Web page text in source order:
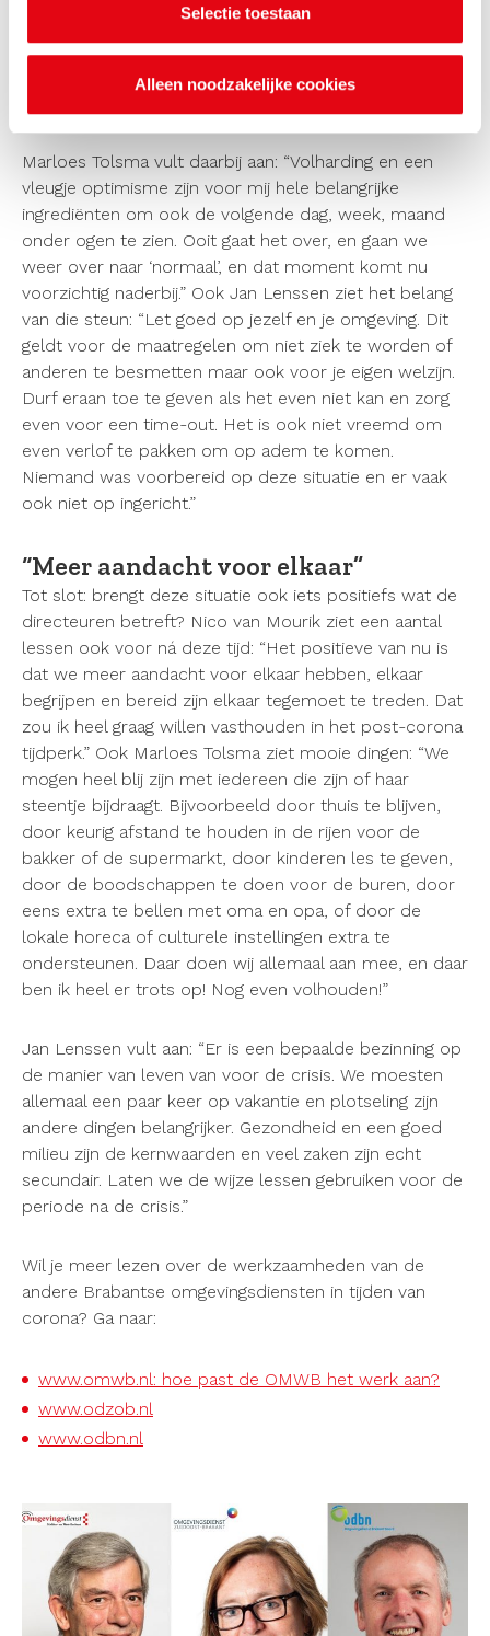
Selectie toestaan
Alleen noodzakelijke cookies
dat ze collega’s een steuntje in de rug kunnen bieden.
Nico van Mourik: “Mijn wens is dat de medewerkers
het vol kunnen houden. Want de balans tussen werk en
Marloes Tolsma vult daarbij aan: “Volharding en een
vleugje optimisme zijn voor mij hele belangrijke
ingrediënten om ook de volgende dag, week, maand
onder ogen te zien. Ooit gaat het over, en gaan we
weer over naar ‘normaal’, en dat moment komt nu
voorzichtig naderbij.” Ook Jan Lenssen ziet het belang
van die steun: “Let goed op jezelf en je omgeving. Dit
geldt voor de maatregelen om niet ziek te worden of
anderen te besmetten maar ook voor je eigen welzijn.
Durf eraan toe te geven als het even niet kan en zorg
even voor een time-out. Het is ook niet vreemd om
even verlof te pakken om op adem te komen.
Niemand was voorbereid op deze situatie en er vaak
ook niet op ingericht.”
“Meer aandacht voor elkaar”
Tot slot: brengt deze situatie ook iets positiefs wat de
directeuren betreft? Nico van Mourik ziet een aantal
lessen ook voor ná deze tijd: “Het positieve van nu is
dat we meer aandacht voor elkaar hebben, elkaar
begrijpen en bereid zijn elkaar tegemoet te treden. Dat
zou ik heel graag willen vasthouden in het post-corona
tijdperk.” Ook Marloes Tolsma ziet mooie dingen: “We
mogen heel blij zijn met iedereen die zijn of haar
steentje bijdraagt. Bijvoorbeeld door thuis te blijven,
door keurig afstand te houden in de rijen voor de
bakker of de supermarkt, door kinderen les te geven,
door de boodschappen te doen voor de buren, door
eens extra te bellen met oma en opa, of door de
lokale horeca of culturele instellingen extra te
ondersteunen. Daar doen wij allemaal aan mee, en daar
ben ik heel er trots op! Nog even volhouden!”
Jan Lenssen vult aan: “Er is een bepaalde bezinning op
de manier van leven van voor de crisis. We moesten
allemaal een paar keer op vakantie en plotseling zijn
andere dingen belangrijker. Gezondheid en een goed
milieu zijn de kernwaarden en veel zaken zijn echt
secundair. Laten we de wijze lessen gebruiken voor de
periode na de crisis.”
Wil je meer lezen over de werkzaamheden van de
andere Brabantse omgevingsdiensten in tijden van
corona? Ga naar:
www.omwb.nl: hoe past de OMWB het werk aan?
www.odzob.nl
www.odbn.nl